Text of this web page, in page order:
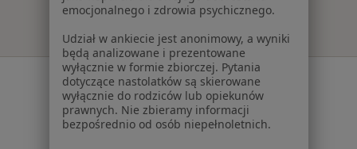
Serwis
Regulamin
Polityka prywatności pacjentów
emocjonalnego i zdrowia psychicznego.
Udział w ankiecie jest anonimowy, a wyniki
będą analizowane i prezentowane
wyłącznie w formie zbiorczej. Pytania
dotyczące nastolatków są skierowane
wyłącznie do rodziców lub opiekunów
prawnych. Nie zbieramy informacji
bezpośrednio od osób niepełnoletnich.